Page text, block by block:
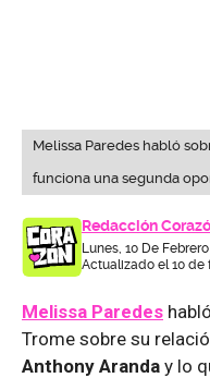
Melissa Paredes habló
funciona una segunda
Redacción
Lunes, 10 De Febrero
Actualizado el 10 de
Melissa Paredes
Trome sobre su
Anthony Aranda y lo